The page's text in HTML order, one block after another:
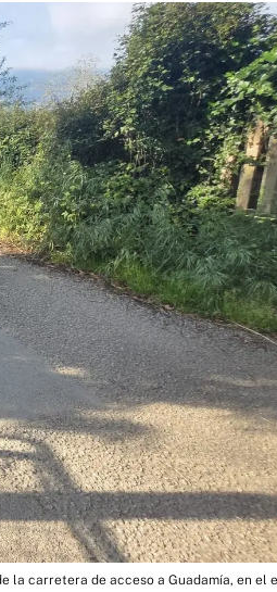
la carretera de acceso a Guadamía, en el